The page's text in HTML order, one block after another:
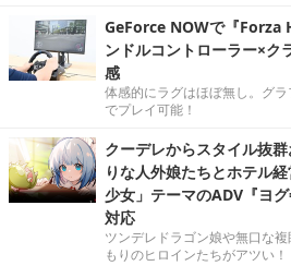
GeForce NOWで『Forza
ンドルコントローラー×ク
感
体感的にラグはほぼ無し。グ
でプレイ可能！
クーデレからスタイル抜
りな人外娘たちとホテル
少女」テーマのADV『ヨ
対応
ツンデレドラゴン娘や無口な
もりのヒロインたちがアツい！